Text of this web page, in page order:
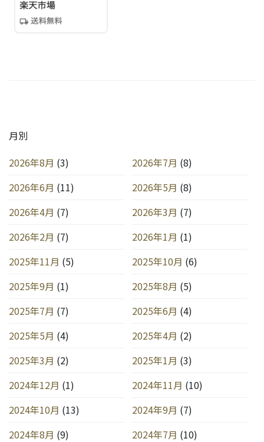
月別
2026年8月 (3) 2026年7月 (8)
2026年6月 (11) 2026年5月 (8)
2026年4月 (7) 2026年3月 (7)
2026年2月 (7) 2026年1月 (1)
2025年11月 (5) 2025年10月 (6)
2025年9月 (1) 2025年8月 (5)
2025年7月 (7) 2025年6月 (4)
2025年5月 (4) 2025年4月 (2)
2025年3月 (2) 2025年1月 (3)
2024年12月 (1) 2024年11月 (10)
2024年10月 (13) 2024年9月 (7)
2024年8月 (9) 2024年7月 (10)